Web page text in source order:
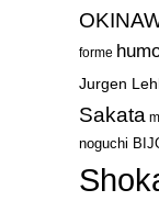
forme
Jurgen
Sakata
noguchi